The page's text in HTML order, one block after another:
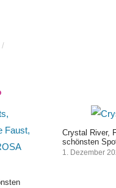
Crystal River,
schönsten
1. Dezember